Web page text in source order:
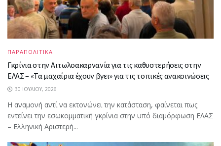
ΠΑΡΑΠΟΛΙΤΙΚΑ
Γκρίνια στην Αιτωλοακαρνανία για τις καθυστερήσεις στην
ΕΛΑΣ – «Τα μαχαίρια έχουν βγει» για τις τοπικές ανακοινώσεις
30 ΙΟΥΛΊΟΥ, 2026
Η αναμονή αντί να εκτονώνει την κατάσταση, φαίνεται πως
εντείνει την εσωκομματική γκρίνια στην υπό διαμόρφωση ΕΛΑΣ
– Ελληνική Αριστερή...